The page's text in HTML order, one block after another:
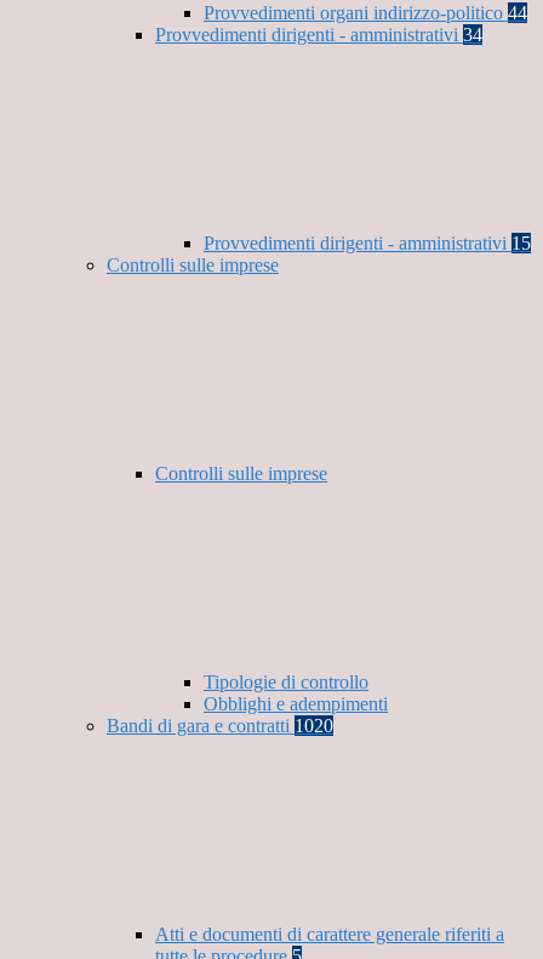
Provvedimenti organi indirizzo-politico 44
Provvedimenti dirigenti - amministrativi 34
Provvedimenti dirigenti - amministrativi 15
Controlli sulle imprese
Controlli sulle imprese
Tipologie di controllo
Obblighi e adempimenti
Bandi di gara e contratti 1020
Atti e documenti di carattere generale riferiti a